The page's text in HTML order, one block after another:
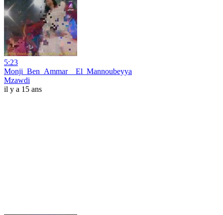
5:23
Monji_Ben_Ammar__El_Mannoubeyya
Mzawdi
il y a 15 ans